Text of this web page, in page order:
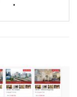
Khách hàng
họ đối mặt
bất